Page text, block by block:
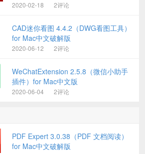
2020-02-18 2评论
CAD迷你看图 4.4.2（DWG看图工具）
for Mac中文破解版
2020-06-12 2评论
WeChatExtension 2.5.8（微信小助手
插件）for Mac中文版
2020-06-04 2评论
PDF Expert 3.0.38（PDF 文档阅读）
for Mac中文破解版